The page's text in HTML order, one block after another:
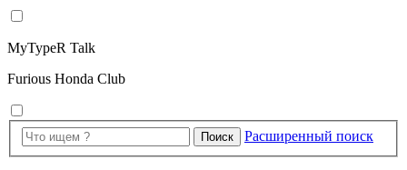
MyTypeR Talk
Furious Honda Club
Поиск Расширенный поиск